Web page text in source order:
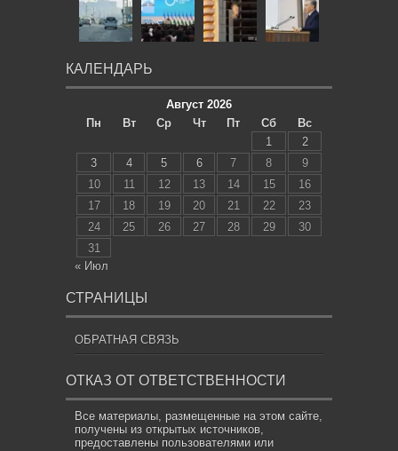
КАЛЕНДАРЬ
Август 2026
Пн
Вт Ср Чт Пт Сб
Вс
1
2
3
4 5 6 7 8
9
10
11 12 13 14 15
16
17
18 19 20 21 22
23
24
25 26 27 28 29
30
31
« Июл
СТРАНИЦЫ
ОБРАТНАЯ СВЯЗЬ
ОТКАЗ ОТ ОТВЕТСТВЕННОСТИ
Все материалы, размещенные на этом сайте,
получены из открытых источников,
предоставлены пользователями или